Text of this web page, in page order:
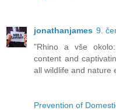
jonathanjames 9.
"Rhino a vše
content and
all wildlife and nature
Prevention of